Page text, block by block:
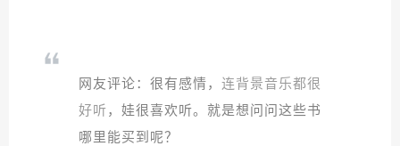
网友评论：很有感情， 连背景音乐都很
好听 ，娃很喜欢听。就是想问问这些书
哪里能买到呢？